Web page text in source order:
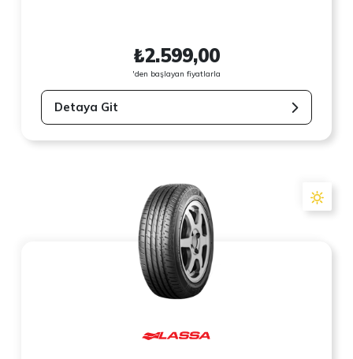
₺2.599,00
'den başlayan fiyatlarla
Detaya Git